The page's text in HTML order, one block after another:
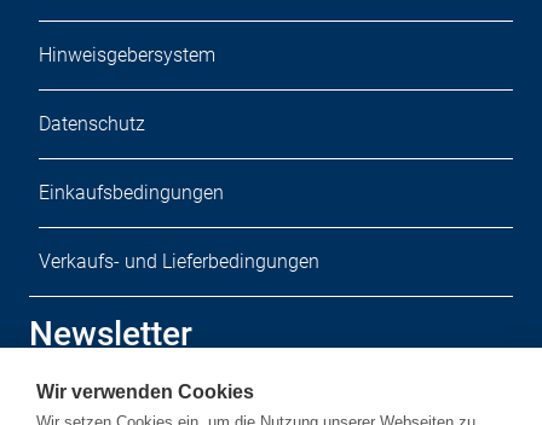
Hinweisgebersystem
Datenschutz
Einkaufsbedingungen
Verkaufs- und Lieferbedingungen
Newsletter
Melden Sie sich zu unserem kostenlosen Newsletter an.
Wir verwenden Cookies